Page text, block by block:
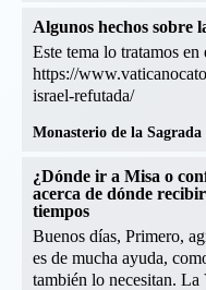
Algunos hechos sobre
Este tema lo tratamos
https://
israel-refutada/
Monasterio de la
¿Dónde ir a Misa o
acerca de dónde
tiempos
Buenos días, Primero,
es de mucha ayuda,
también lo necesitan. La